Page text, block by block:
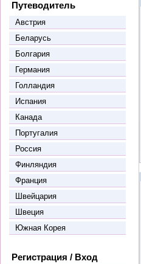
Путеводитель
Австрия
Беларусь
Болгария
Германия
Голландия
Испания
Канада
Португалия
Россия
Финляндия
Франция
Швейцария
Швеция
Южная Корея
Регистрация / Вход